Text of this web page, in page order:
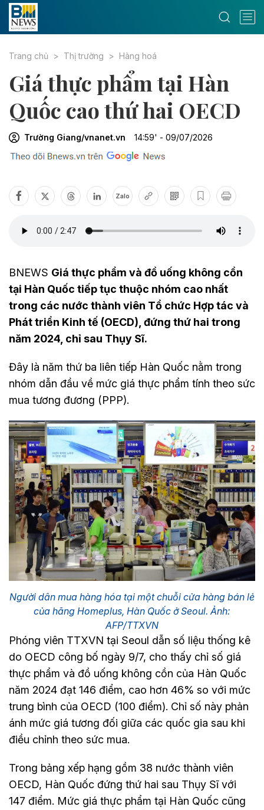
Trang chủ Thị trường Hàng hoá
Giá thực phẩm tại Hàn
Quốc cao thứ hai OECD
Trường Giang/vnanet.vn 14:59' - 09/07/2026
Zalo
BNEWS Giá thực phẩm và đồ uống không cồn
tại Hàn Quốc tiếp tục thuộc nhóm cao nhất
trong các nước thành viên Tổ chức Hợp tác và
Phát triển Kinh tế (OECD), đứng thứ hai trong
năm 2024, chỉ sau Thụy Sĩ.
Đây là năm thứ ba liên tiếp Hàn Quốc nằm trong
nhóm dẫn đầu về mức giá thực phẩm tính theo sức
mua tương đương (PPP).
Người dân mua hàng hóa tại một chuỗi cửa hàng bán lẻ
của hãng Homeplus, Hàn Quốc ở Seoul. Ảnh:
AFP/TTXVN
Phóng viên TTXVN tại Seoul dẫn số liệu thống kê
do OECD công bố ngày 9/7, cho thấy chỉ số giá
thực phẩm và đồ uống không cồn của Hàn Quốc
năm 2024 đạt 146 điểm, cao hơn 46% so với mức
trung bình của OECD (100 điểm). Chỉ số này phản
ánh mức giá tương đối giữa các quốc gia sau khi
điều chỉnh theo sức mua.
Trong bảng xếp hạng gồm 38 nước thành viên
OECD, Hàn Quốc đứng thứ hai sau Thụy Sĩ với
147 điểm. Mức giá thực phẩm tại Hàn Quốc cũng